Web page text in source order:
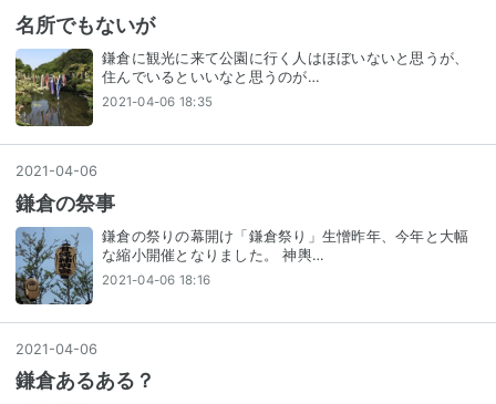
名所でもないが
鎌倉に観光に来て公園に行く人はほぼいないと思うが、
住んでいるといいなと思うのが…
2021-04-06 18:35
2021 -04-06
鎌倉の祭事
鎌倉の祭りの幕開け「鎌倉祭り」生憎昨年、今年と大幅
な縮小開催となりました。 神輿…
2021-04-06 18:16
2021-04-06
鎌倉あるある？